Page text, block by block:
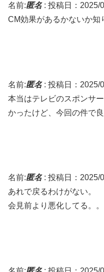
名前:匿名: 投稿日：2025/
CM効果があるかないか知
名前:匿名: 投稿日：2025/
本当はテレビのスポンサ
かったけど、今回の件で
名前:匿名: 投稿日：2025/
あれで戻るわけがない。
会見前より悪化してる。。